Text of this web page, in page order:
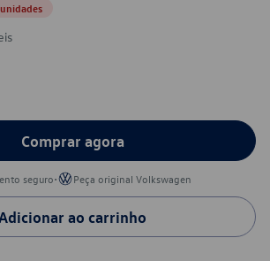
Comprar agora
seguro• Peça original Volkswagen
ao carrinho